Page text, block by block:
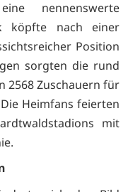
nennenswerte
köpfte nach einer
Position
sorgten die rund
2568 Zuschauern für
Heimfans feierten
mit